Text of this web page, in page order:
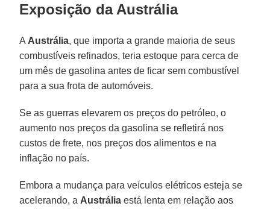
Exposição da Austrália
A Austrália, que importa a grande maioria de seus
combustíveis refinados, teria estoque para cerca de
um mês de gasolina antes de ficar sem combustível
para a sua frota de automóveis.
Se as guerras elevarem os preços do petróleo, o
aumento nos preços da gasolina se refletirá nos
custos de frete, nos preços dos alimentos e na
inflação no país.
Embora a mudança para veículos elétricos esteja se
acelerando, a Austrália está lenta em relação aos